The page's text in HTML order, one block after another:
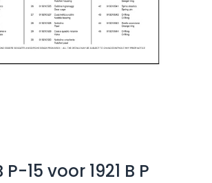
15 voor 1921 B P